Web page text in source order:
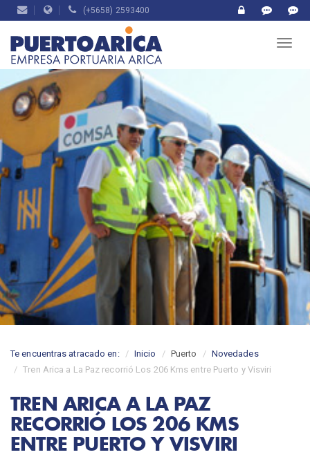
(+5658) 2593400
Te encuentras atracado en: Inicio Puerto
Novedades
Tren Arica a La Paz recorrió Los 206 Kms entre Puerto y Visviri
TREN ARICA A LA PAZ
RECORRIÓ LOS 206 KMS
ENTRE PUERTO Y VISVIRI